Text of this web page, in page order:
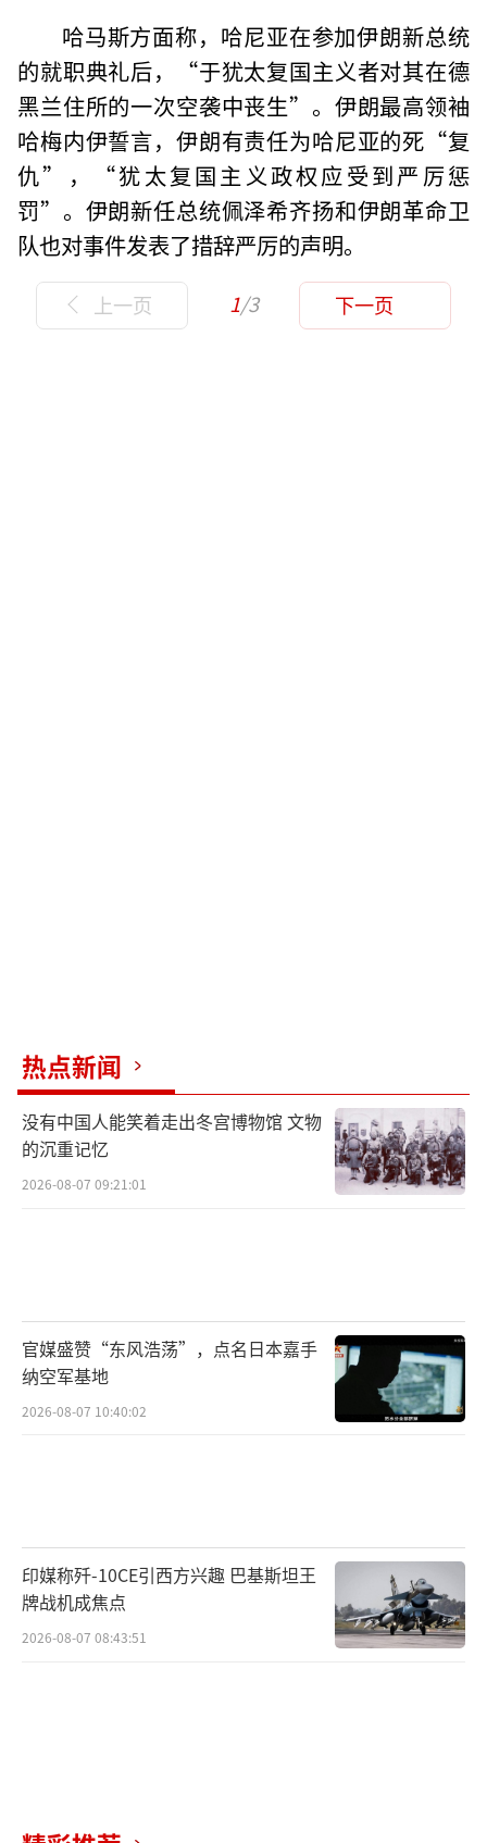
哈马斯方面称，哈尼亚在参加伊朗新总统
的就职典礼后，“于犹太复国主义者对其在德
黑兰住所的一次空袭中丧生”。伊朗最高领袖
哈梅内伊誓言，伊朗有责任为哈尼亚的死“复
仇”，“犹太复国主义政权应受到严厉惩
罚”。伊朗新任总统佩泽希齐扬和伊朗革命卫
队也对事件发表了措辞严厉的声明。
上一页 1/3 下一页
热点新闻
没有中国人能笑着走出冬宫博物馆 文物
的沉重记忆
2026-08-07 09:21:01
官媒盛赞“东风浩荡”，点名日本嘉手
纳空军基地
2026-08-07 10:40:02
印媒称歼-10CE引西方兴趣 巴基斯坦王
牌战机成焦点
2026-08-07 08:43:51